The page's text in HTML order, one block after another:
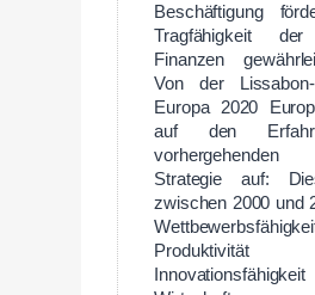
Beschäftigung
Tragfähigkeit der
Finanzen
Von der
Europa 2020
auf den
Strategie auf:
zwischen 2000 und